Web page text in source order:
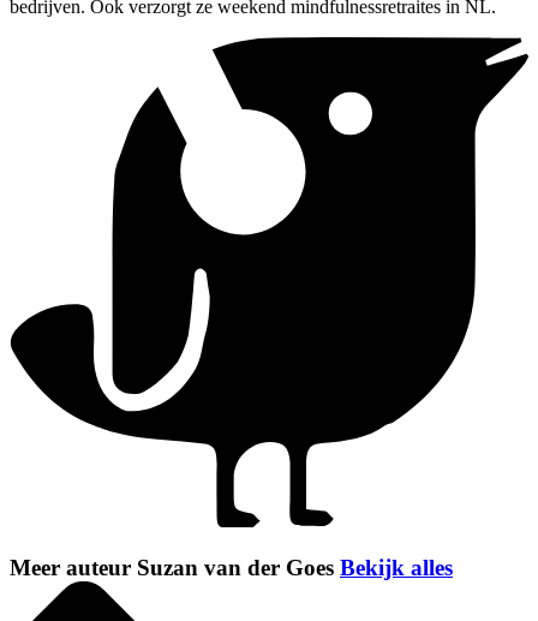
bedrijven. Ook verzorgt ze weekend mindfulnessretraites in NL.
Meer auteur Suzan van der Goes Bekijk alles